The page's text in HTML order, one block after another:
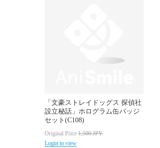
「文豪ストレイドッグス 探偵社
設立秘話」ホログラム缶バッジ
セット(C108)
Original Price 1,500JPY
Login to view